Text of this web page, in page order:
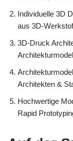
Individuelle 3D
aus 3D-
3D-Druck
Architekten &
Hochwertige
Rapid